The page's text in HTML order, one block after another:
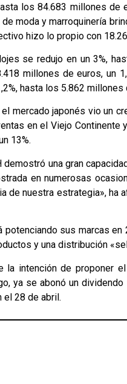
los 84.683 millones de
moda y marroquinería
hizo lo propio con
se redujo en un 3%,
millones de euros, un
hasta los 5.862 millones
el mercado japonés vio un
en el Viejo Continente
13%.
demostró una gran
en numerosas
de nuestra estrategia»,
potenciando sus marcas
y una distribución
la intención de proponer
ya se abonó un
el 28 de abril.